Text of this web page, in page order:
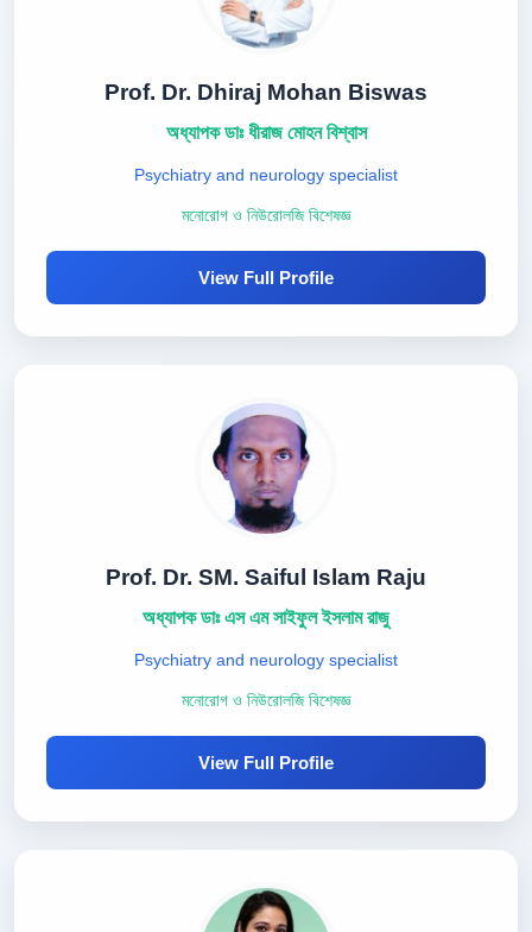
Prof. Dr. Dhiraj Mohan Biswas
অধ্যাপক ডাঃ ধীরাজ মোহন বিশ্বাস
Psychiatry and neurology specialist
মনোরোগ ও নিউরোলজি বিশেষজ্ঞ
View Full Profile
Prof. Dr. SM. Saiful Islam Raju
অধ্যাপক ডাঃ এস এম সাইফুল ইসলাম রাজু
Psychiatry and neurology specialist
মনোরোগ ও নিউরোলজি বিশেষজ্ঞ
View Full Profile